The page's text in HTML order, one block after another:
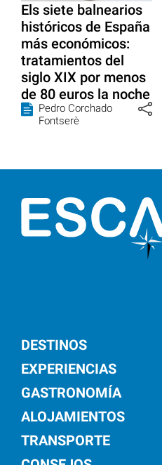
Els siete balnearios
históricos de España
más económicos:
tratamientos del
siglo XIX por menos
de 80 euros la noche
Pedro Corchado
Fontserè
DESTINOS
EXPERIENCIAS
GASTRONOMÍA
ALOJAMIENTOS
TRANSPORTE